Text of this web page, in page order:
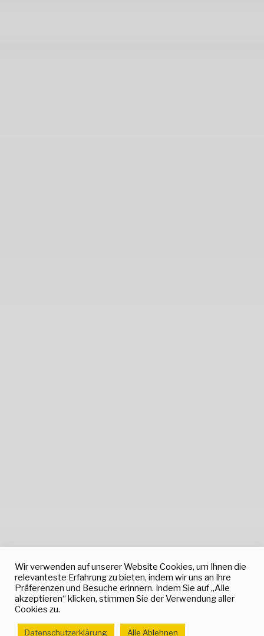
Wir verwenden auf unserer Website Cookies, um Ihnen die
relevanteste Erfahrung zu bieten, indem wir uns an Ihre
Präferenzen und Besuche erinnern. Indem Sie auf „Alle
akzeptieren“ klicken, stimmen Sie der Verwendung aller
Cookies zu.
Datenschutzerklärung Alle Ablehnen